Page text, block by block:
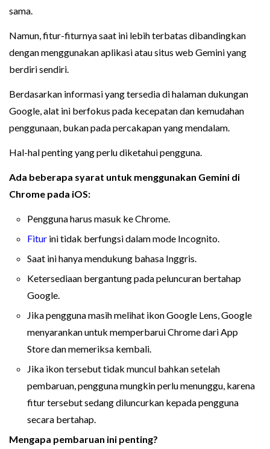
sama.
Namun, fitur-fiturnya saat ini lebih terbatas dibandingkan
dengan menggunakan aplikasi atau situs web Gemini yang
berdiri sendiri.
Berdasarkan informasi yang tersedia di halaman dukungan
Google, alat ini berfokus pada kecepatan dan kemudahan
penggunaan, bukan pada percakapan yang mendalam.
Hal-hal penting yang perlu diketahui pengguna.
Ada beberapa syarat untuk menggunakan Gemini di
Chrome pada iOS:
Pengguna harus masuk ke Chrome.
Fitur ini tidak berfungsi dalam mode Incognito.
Saat ini hanya mendukung bahasa Inggris.
Ketersediaan bergantung pada peluncuran bertahap
Google.
Jika pengguna masih melihat ikon Google Lens, Google
menyarankan untuk memperbarui Chrome dari App
Store dan memeriksa kembali.
Jika ikon tersebut tidak muncul bahkan setelah
pembaruan, pengguna mungkin perlu menunggu, karena
fitur tersebut sedang diluncurkan kepada pengguna
secara bertahap.
Mengapa pembaruan ini penting?